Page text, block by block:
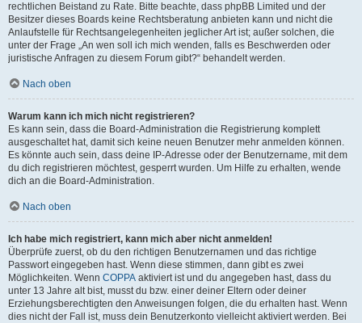
rechtlichen Beistand zu Rate. Bitte beachte, dass phpBB Limited und der
Besitzer dieses Boards keine Rechtsberatung anbieten kann und nicht die
Anlaufstelle für Rechtsangelegenheiten jeglicher Art ist; außer solchen, die
unter der Frage „An wen soll ich mich wenden, falls es Beschwerden oder
juristische Anfragen zu diesem Forum gibt?“ behandelt werden.
Nach oben
Warum kann ich mich nicht registrieren?
Es kann sein, dass die Board-Administration die Registrierung komplett
ausgeschaltet hat, damit sich keine neuen Benutzer mehr anmelden können.
Es könnte auch sein, dass deine IP-Adresse oder der Benutzername, mit dem
du dich registrieren möchtest, gesperrt wurden. Um Hilfe zu erhalten, wende
dich an die Board-Administration.
Nach oben
Ich habe mich registriert, kann mich aber nicht anmelden!
Überprüfe zuerst, ob du den richtigen Benutzernamen und das richtige
Passwort eingegeben hast. Wenn diese stimmen, dann gibt es zwei
Möglichkeiten. Wenn COPPA aktiviert ist und du angegeben hast, dass du
unter 13 Jahre alt bist, musst du bzw. einer deiner Eltern oder deiner
Erziehungsberechtigten den Anweisungen folgen, die du erhalten hast. Wenn
dies nicht der Fall ist, muss dein Benutzerkonto vielleicht aktiviert werden. Bei